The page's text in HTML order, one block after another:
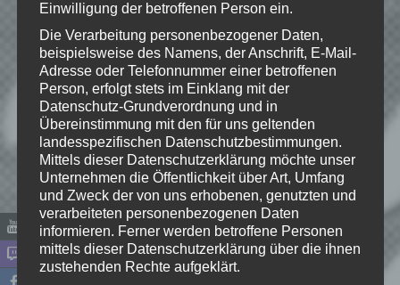
Name*
Einwilligung der betroffenen Person ein.
Die Verarbeitung personenbezogener Daten,
beispielsweise des Namens, der Anschrift, E-Mail-
Adresse oder Telefonnummer einer betroffenen
Person, erfolgt stets im Einklang mit der
Datenschutz-Grundverordnung und in
Übereinstimmung mit den für uns geltenden
landesspezifischen Datenschutzbestimmungen.
Mittels dieser Datenschutzerklärung möchte unser
Unternehmen die Öffentlichkeit über Art, Umfang
und Zweck der von uns erhobenen, genutzten und
verarbeiteten personenbezogenen Daten
informieren. Ferner werden betroffene Personen
mittels dieser Datenschutzerklärung über die ihnen
zustehenden Rechte aufgeklärt.